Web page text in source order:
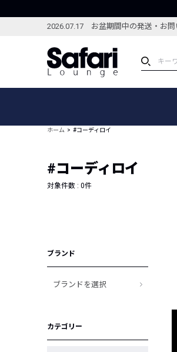
2026.07.17 お盆期間中の発送・お問
ブランドから探す
新着アイテム
編集部のおすすめアイテム
ホーム #コーディロイ
#コーディロイ
対象件数 : 0件
ブランド
ブランドを選択
カテゴリー